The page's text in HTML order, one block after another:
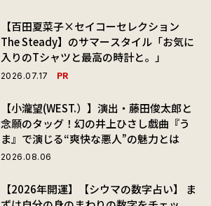
【百田夏菜子×セイコーセレクション
The Steady】のサマースタイル「お気に
入りのTシャツと最高の時計と。」
2026.07.17 PR
【小瀧望(WEST.）】演出・藤田俊太郎と
念願のタッグ！幻の井上ひさし戯曲『う
ま』で演じる“爽快な悪人”の魅力とは
2026.08.06
【2026年開運】【シウマの数字占い】 ま